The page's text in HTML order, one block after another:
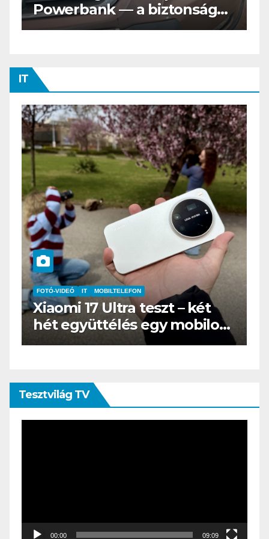
Tesztvilágra vár!
IT
két
IT MŰSZAKI
BOOX Go 10.3 teszt –
az e-book olvasó felnő, és
öltönyt húz
Tesztvilág TV
00:00 09:09